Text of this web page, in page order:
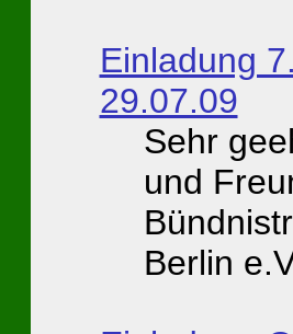
Einladung
29.07.09
Sehr
und
Berlin